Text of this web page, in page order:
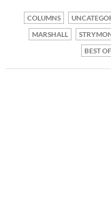
COLUMNS
MARSHALL
BEST OF